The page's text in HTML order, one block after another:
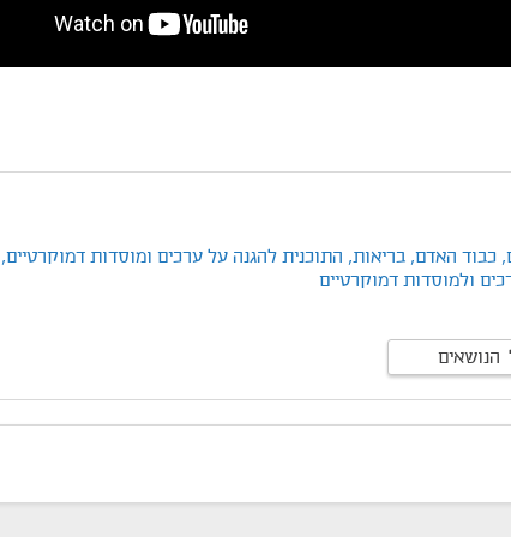
כבוד האדם, בריאות, התוכנית להגנה על ערכים ומוסדות דמוקרטיים,
ולמוסדות דמוקרטיים
הנושאים